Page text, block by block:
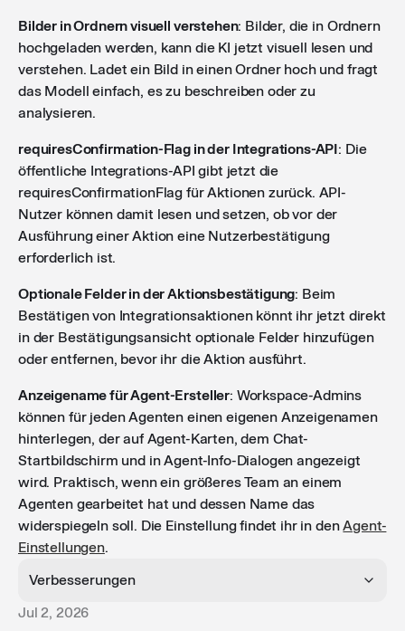
Bilder in Ordnern visuell verstehen: Bilder, die in Ordnern
hochgeladen werden, kann die KI jetzt visuell lesen und
verstehen. Ladet ein Bild in einen Ordner hoch und fragt
das Modell einfach, es zu beschreiben oder zu
analysieren.
requiresConfirmation-Flag in der Integrations-API: Die
öffentliche Integrations-API gibt jetzt die
requiresConfirmationFlag für Aktionen zurück. API-
Nutzer können damit lesen und setzen, ob vor der
Ausführung einer Aktion eine Nutzerbestätigung
erforderlich ist.
Optionale Felder in der Aktionsbestätigung: Beim
Bestätigen von Integrationsaktionen könnt ihr jetzt direkt
in der Bestätigungsansicht optionale Felder hinzufügen
oder entfernen, bevor ihr die Aktion ausführt.
Anzeigename für Agent-Ersteller: Workspace-Admins
können für jeden Agenten einen eigenen Anzeigenamen
hinterlegen, der auf Agent-Karten, dem Chat-
Startbildschirm und in Agent-Info-Dialogen angezeigt
wird. Praktisch, wenn ein größeres Team an einem
Agenten gearbeitet hat und dessen Name das
widerspiegeln soll. Die Einstellung findet ihr in denAgent-
Einstellungen.
Verbesserungen
Jul 2, 2026